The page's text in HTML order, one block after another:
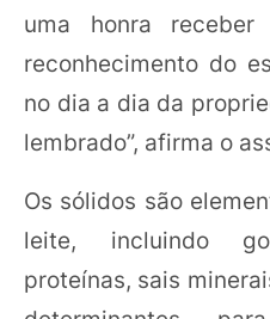
uma honra
reconhecimento do
no dia a dia da
lembrado”, afirma o
Os sólidos são
leite, incluindo
proteínas, sais